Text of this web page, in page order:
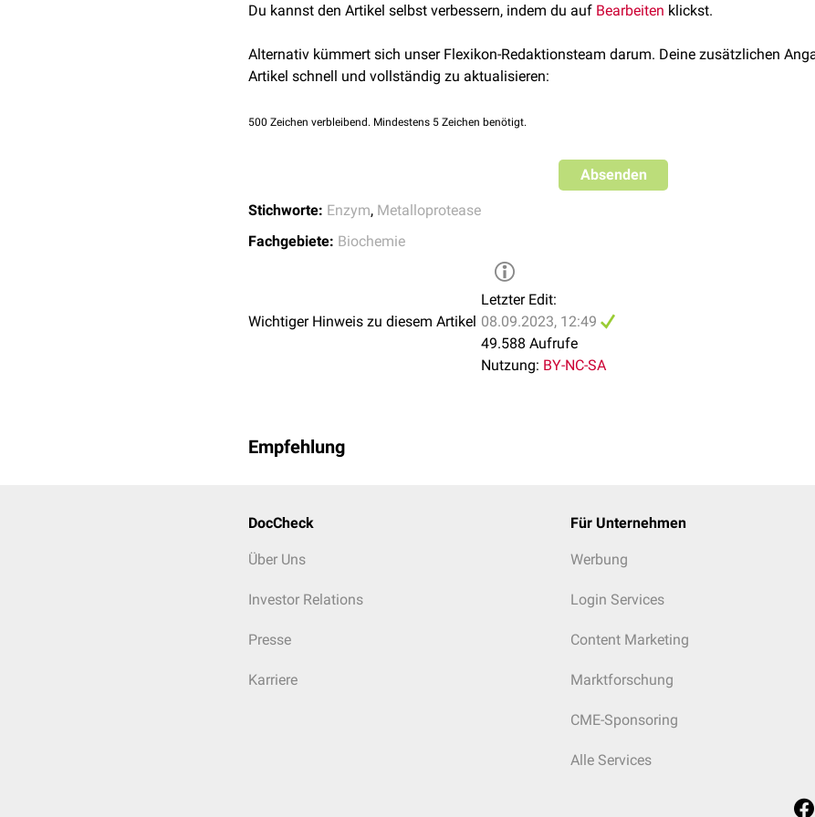
Methionin-Aminopeptidasen(z.B.Methionin-Aminopeptidase)
Glycoproteasen
Weiter folgt eine Unterteilung inMatrix-Metalloproteasen
MT-MMPs
Meprin A
Carboxypeptidase A1
Insulinase
Renale Dipeptidase
Botulinumtoxin
Tetanustoxin
Du kannst den Artikel selbst verbessern, indem du auf Bearbeiten klickst.
Alternativ kümmert sich unser Flexikon-Redaktionsteam darum. Deine zusätzlichen
Artikel schnell und vollständig zu aktualisieren:
500 Zeichen verbleibend. Mindestens 5 Zeichen benötigt.
Absenden
Stichworte: Enzym, Metalloprotease
Fachgebiete: Biochemie
Wichtiger Hinweis zu diesem Artikel
Letzter Edit:
08.09.2023, 12:49
49.588 Aufrufe
Nutzung: BY-NC-SA
Empfehlung
DocCheck
Über Uns
Investor Relations
Presse
Karriere
Für Unternehmen
Werbung
Login Services
Content Marketing
Marktforschung
CME-Sponsoring
Alle Services